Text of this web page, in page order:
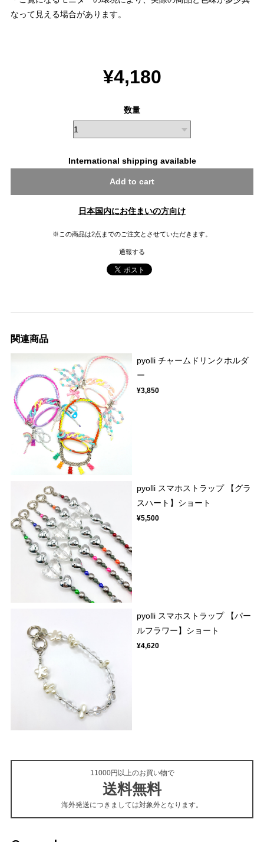
なって見える場合があります。
¥4,180
数量
International shipping available
Add to cart
日本国内にお住まいの方向け
※この商品は2点までのご注文とさせていただきます。
通報する
関連商品
pyolli チャームドリンクホルダ
ー
¥3,850
pyolli スマホストラップ 【グラ
スハート】ショート
¥5,500
pyolli スマホストラップ 【パー
ルフラワー】ショート
¥4,620
11000円以上のお買い物で
送料無料
海外発送につきましては対象外となります。